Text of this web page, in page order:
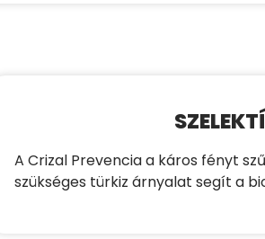
A Crizal Prevencia a káros fényt
szükséges türkiz árnyalat segít a